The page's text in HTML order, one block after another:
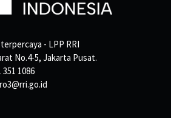
- LPP RRI
No.4-5, Jakarta Pusat.
1086